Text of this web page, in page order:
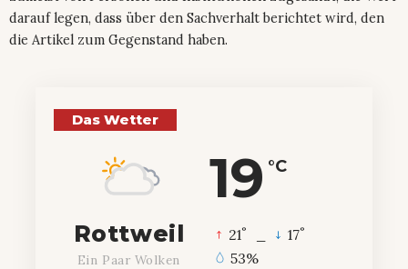
darauf legen, dass über den Sachverhalt berichtet wird, den
die Artikel zum Gegenstand haben.
Das Wetter
19 °C
Rottweil
Ein Paar Wolken
21° 17°
53%